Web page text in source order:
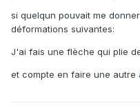
si quelqun pouvait me
déformations suivantes:
J'ai fais une flèche qui plie
et compte en faire une autre